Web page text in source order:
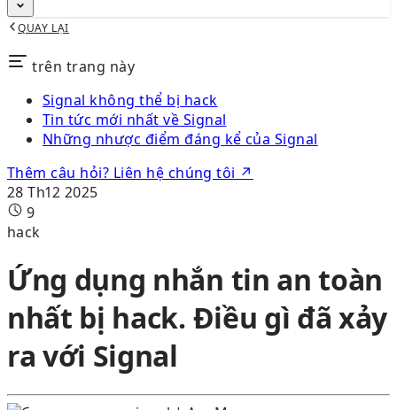
QUAY LẠI
trên trang này
Signal không thể bị hack
Tin tức mới nhất về Signal
Những nhược điểm đáng kể của Signal
Thêm câu hỏi? Liên hệ chúng tôi ↗
28 Th12 2025
9
hack
Ứng dụng nhắn tin an toàn
nhất bị hack. Điều gì đã xảy
ra với Signal